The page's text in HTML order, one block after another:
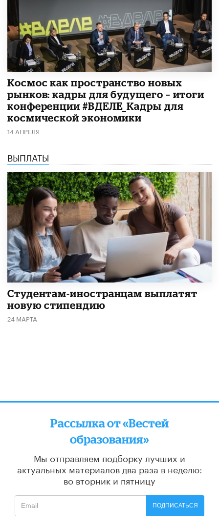
Космос как пространство новых
рынков: кадры для будущего – итоги
конференции #ВДЕЛЕ_Кадры для
космической экономики
14 АПРЕЛЯ
ВЫПЛАТЫ
Студентам-иностранцам выплатят
новую стипендию
24 МАРТА
Рассылка от «Вестей
образования»
Мы отправляем подборку лучших и
актуальных материалов два раза в неделю:
во вторник и пятницу
ПОДПИСАТЬСЯ